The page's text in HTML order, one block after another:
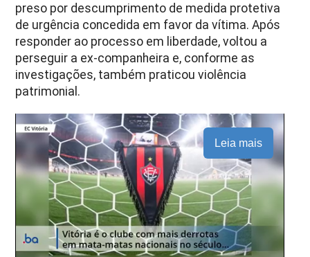
preso por descumprimento de medida protetiva
de urgência concedida em favor da vítima. Após
responder ao processo em liberdade, voltou a
perseguir a ex-companheira e, conforme as
investigações, também praticou violência
patrimonial.
Leia mais